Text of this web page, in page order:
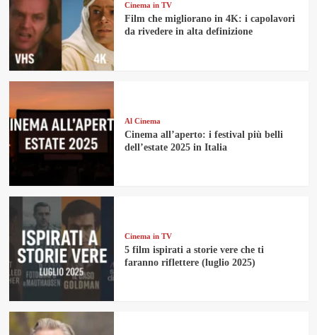
Cinema in TV
Film che migliorano in 4K: i capolavori
da rivedere in alta definizione
Al Cinema
Cinema all’aperto: i festival più belli
dell’estate 2025 in Italia
Cinema in TV
5 film ispirati a storie vere che ti
faranno riflettere (luglio 2025)